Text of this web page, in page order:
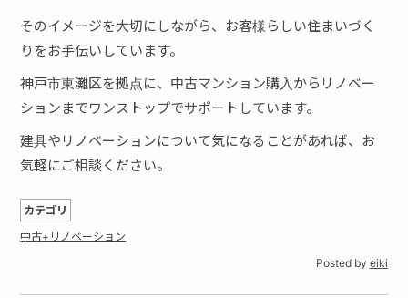
そのイメージを大切にしながら、お客様らしい住まいづく
りをお手伝いしています。
神戸市東灘区を拠点に、中古マンション購入からリノベー
ションまでワンストップでサポートしています。
建具やリノベーションについて気になることがあれば、お
気軽にご相談ください。
カテゴリ
中古+リノベーション
Posted by eiki